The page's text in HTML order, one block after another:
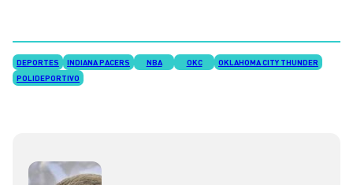
DEPORTES INDIANA PACERS NBA OKC
OKLAHOMA CITY THUNDER
POLIDEPORTIVO